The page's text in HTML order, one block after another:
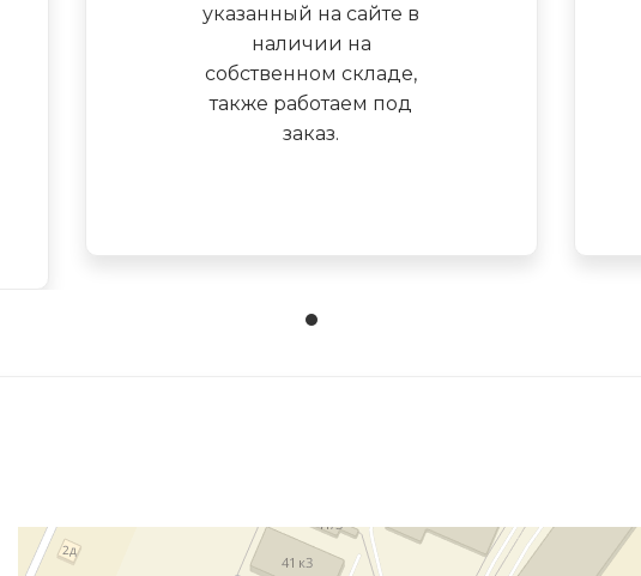
указанный на сайте в
наличии на
собственном складе,
также работаем под
заказ.